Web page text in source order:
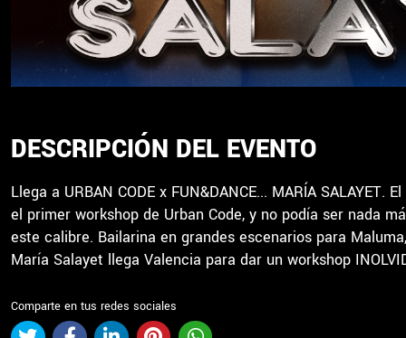
DESCRIPCIÓN DEL EVENTO
Llega a URBAN CODE x FUN&DANCE... MARÍA
el primer workshop de Urban Code, y no podía ser nada
este calibre. Bailarina en grandes escenarios para
María Salayet llega Valencia para dar un workshop
Comparte en tus redes sociales